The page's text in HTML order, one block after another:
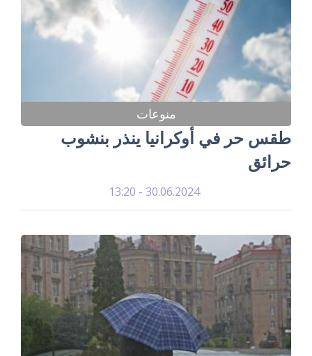
منوعات
طقس حر في أوكرانيا ينذر بنشوب
حرائق
30.06.2024 - 13:20